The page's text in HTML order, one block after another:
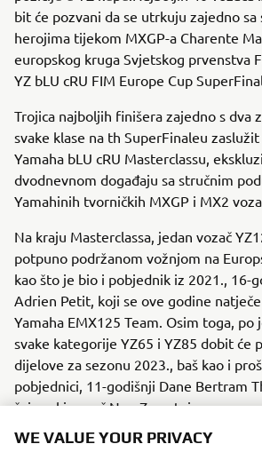
bit će pozvani da se utrkuju zajedno
herojima tijekom MXGP-a Charente
europskog kruga Svjetskog prvenstva
YZ bLU cRU FIM Europe Cup
Trojica najboljih finišera zajedno s dva
svake klase na th SuperFinaleu
Yamaha bLU cRU Masterclassu,
dvodnevnom događaju sa stručnim
Yamahinih tvorničkih MXGP i MX2
Na kraju Masterclassa, jedan vozač
potpuno podržanom vožnjom na
kao što je bio i pobjednik iz 2021., 16-
Adrien Petit, koji se ove godine natječe
Yamaha EMX125 Team. Osim toga, po
svake kategorije YZ65 i YZ85 dobit će
dijelove za sezonu 2023., baš kao i
pobjednici, 11-godišnji Dane Bertram
švicarski vozač Noe Zumstein.
Prijave su sada zatvorene za ovu
WE VALUE YOUR PRIVACY